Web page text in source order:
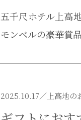
五千尺ホテル上高
モンベルの豪華賞
2025.10.17／ 上高地の